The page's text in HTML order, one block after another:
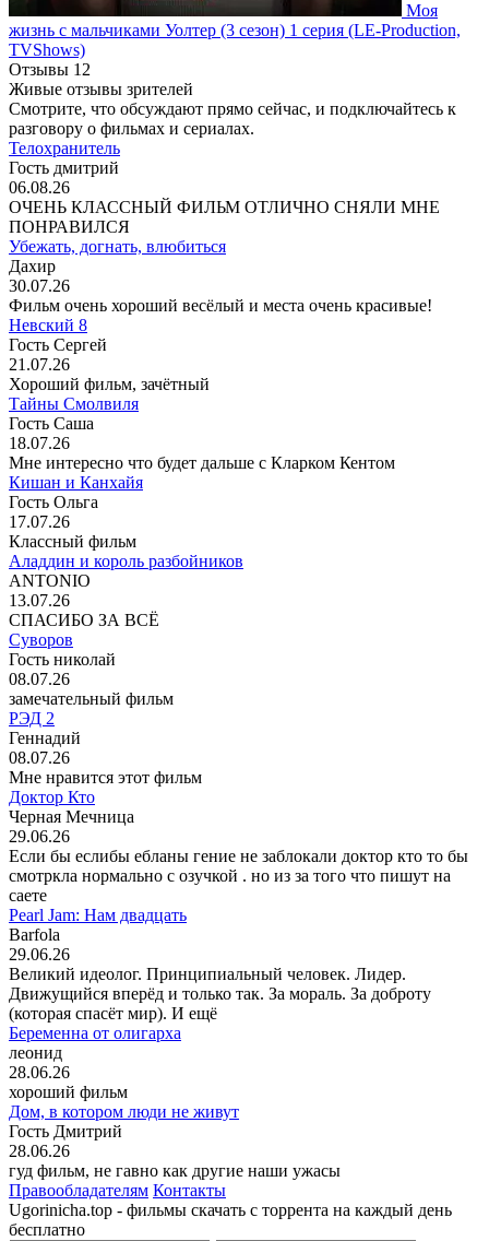
Моя
жизнь с мальчиками Уолтер (3 сезон) 1 серия (LE-Production,
TVShows)
Отзывы 12
Живые отзывы зрителей
Смотрите, что обсуждают прямо сейчас, и подключайтесь к
разговору о фильмах и сериалах.
Телохранитель
Гость дмитрий
06.08.26
ОЧЕНЬ КЛАССНЫЙ ФИЛЬМ ОТЛИЧНО СНЯЛИ МНЕ
ПОНРАВИЛСЯ
Убежать, догнать, влюбиться
Дахир
30.07.26
Фильм очень хороший весёлый и места очень красивые!
Невский 8
Гость Сергей
21.07.26
Хороший фильм, зачётный
Тайны Смолвиля
Гость Саша
18.07.26
Мне интересно что будет дальше с Кларком Кентом
Кишан и Канхайя
Гость Ольга
17.07.26
Классный фильм
Аладдин и король разбойников
ANTONIO
13.07.26
СПАСИБО ЗА ВСЁ
Суворов
Гость николай
08.07.26
замечательный фильм
РЭД 2
Геннадий
08.07.26
Мне нравится этот фильм
Доктор Кто
Черная Мечница
29.06.26
Если бы еслибы ебланы гение не заблокали доктор кто то бы
смотркла нормально с озучкой . но из за того что пишут на
саете
Pearl Jam: Нам двадцать
Barfola
29.06.26
Великий идеолог. Принципиальный человек. Лидер.
Движущийся вперёд и только так. За мораль. За доброту
(которая спасёт мир). И ещё
Беременна от олигарха
леонид
28.06.26
хороший фильм
Дом, в котором люди не живут
Гость Дмитрий
28.06.26
гуд фильм, не гавно как другие наши ужасы
Правообладателям Контакты
Ugorinicha.top - фильмы скачать с торрента на каждый день
бесплатно